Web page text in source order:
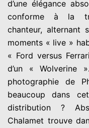
d’une élégance
conforme à la
chanteur, alternant
moments « live »
« Ford versus
d’un «
photographie de
beaucoup dans
distribution ?
Chalamet trouve